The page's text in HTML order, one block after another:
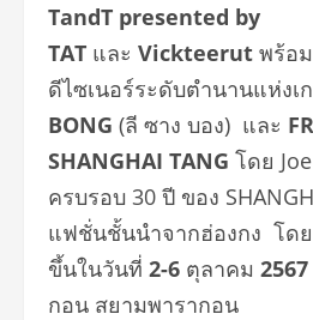
TandT presented by
TAT และ Vickteerut พร้อ
ดีไซเนอร์ระดับตำนานแห่งเ
BONG (ลี ซาง บอง) และ
SHANGHAI TANG โดย
ครบรอบ 30 ปี ของ
แฟชั่นชั้นนำจากฮ่องกง โดย
ขึ้นในวันที่ 2-6 ตุลาคม 2567
กอน สยามพารากอน